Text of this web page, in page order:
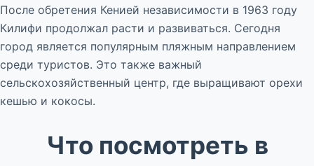
После обретения Кенией независимости в 1963 году
Килифи продолжал расти и развиваться. Сегодня
город является популярным пляжным направлением
среди туристов. Это также важный
сельскохозяйственный центр, где выращивают орехи
кешью и кокосы.
Что посмотреть в